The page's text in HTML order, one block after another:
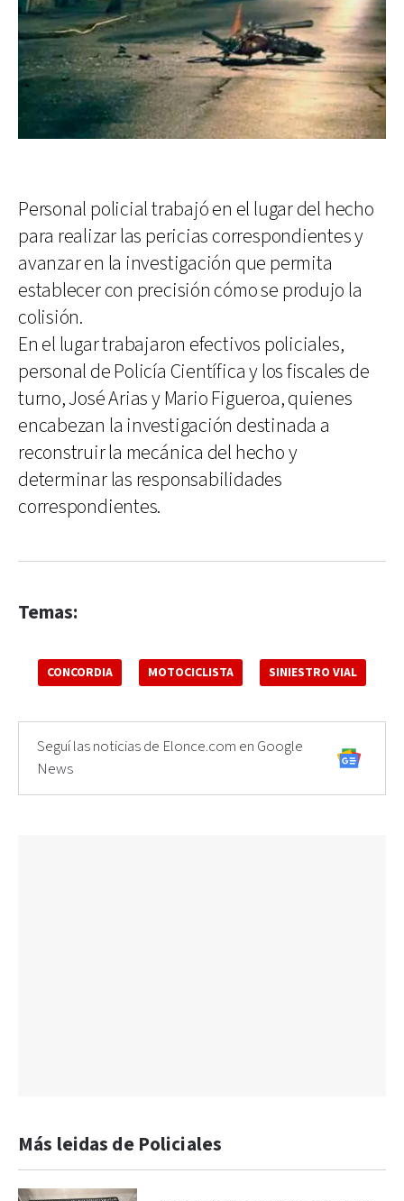
Personal policial trabajó en el lugar del hecho
para realizar las pericias correspondientes y
avanzar en la investigación que permita
establecer con precisión cómo se produjo la
colisión.
En el lugar trabajaron efectivos policiales,
personal de Policía Científica y los fiscales de
turno, José Arias y Mario Figueroa, quienes
encabezan la investigación destinada a
reconstruir la mecánica del hecho y
determinar las responsabilidades
correspondientes.
Temas:
CONCORDIA MOTOCICLISTA SINIESTRO VIAL
Seguí las noticias de Elonce.com en Google
News
Más leidas de Policiales